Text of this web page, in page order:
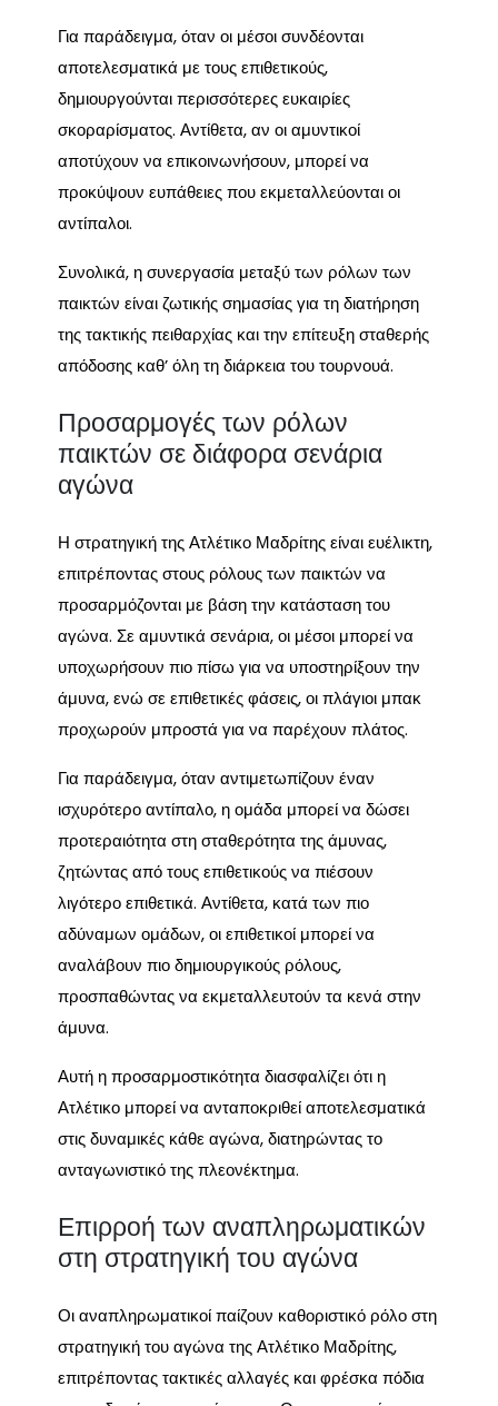
Για παράδειγμα, όταν οι μέσοι συνδέονται
αποτελεσματικά με τους επιθετικούς,
δημιουργούνται περισσότερες ευκαιρίες
σκοραρίσματος. Αντίθετα, αν οι αμυντικοί
αποτύχουν να επικοινωνήσουν, μπορεί να
προκύψουν ευπάθειες που εκμεταλλεύονται οι
αντίπαλοι.
Συνολικά, η συνεργασία μεταξύ των ρόλων των
παικτών είναι ζωτικής σημασίας για τη διατήρηση
της τακτικής πειθαρχίας και την επίτευξη σταθερής
απόδοσης καθ’ όλη τη διάρκεια του τουρνουά.
Προσαρμογές των ρόλων
παικτών σε διάφορα σενάρια
αγώνα
Η στρατηγική της Ατλέτικο Μαδρίτης είναι ευέλικτη,
επιτρέποντας στους ρόλους των παικτών να
προσαρμόζονται με βάση την κατάσταση του
αγώνα. Σε αμυντικά σενάρια, οι μέσοι μπορεί να
υποχωρήσουν πιο πίσω για να υποστηρίξουν την
άμυνα, ενώ σε επιθετικές φάσεις, οι πλάγιοι μπακ
προχωρούν μπροστά για να παρέχουν πλάτος.
Για παράδειγμα, όταν αντιμετωπίζουν έναν
ισχυρότερο αντίπαλο, η ομάδα μπορεί να δώσει
προτεραιότητα στη σταθερότητα της άμυνας,
ζητώντας από τους επιθετικούς να πιέσουν
λιγότερο επιθετικά. Αντίθετα, κατά των πιο
αδύναμων ομάδων, οι επιθετικοί μπορεί να
αναλάβουν πιο δημιουργικούς ρόλους,
προσπαθώντας να εκμεταλλευτούν τα κενά στην
άμυνα.
Αυτή η προσαρμοστικότητα διασφαλίζει ότι η
Ατλέτικο μπορεί να ανταποκριθεί αποτελεσματικά
στις δυναμικές κάθε αγώνα, διατηρώντας το
ανταγωνιστικό της πλεονέκτημα.
Επιρροή των αναπληρωματικών
στη στρατηγική του αγώνα
Οι αναπληρωματικοί παίζουν καθοριστικό ρόλο στη
στρατηγική του αγώνα της Ατλέτικο Μαδρίτης,
επιτρέποντας τακτικές αλλαγές και φρέσκα πόδια